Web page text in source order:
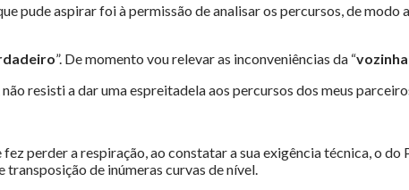
pude aspirar foi à permissão de analisar os percursos, de
”. De momento vou relevar as inconveniências da “vozinha
resisti a dar uma espreitadela aos percursos dos meus
perder a respiração, ao constatar a sua exigência técnica, o
de inúmeras curvas de nível.